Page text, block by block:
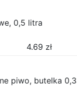
0,5 litra
4.69 zł
piwo, butelka